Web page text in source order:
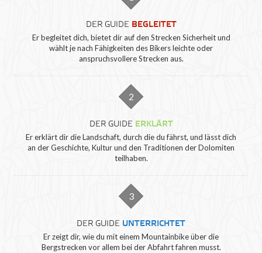
DER GUIDE BEGLEITET
Er begleitet dich, bietet dir auf den Strecken Sicherheit und
wählt je nach Fähigkeiten des Bikers leichte oder
anspruchsvollere Strecken aus.
2
DER GUIDE ERKLÄRT
Er erklärt dir die Landschaft, durch die du fährst, und lässt dich
an der Geschichte, Kultur und den Traditionen der Dolomiten
teilhaben.
3
DER GUIDE UNTERRICHTET
Er zeigt dir, wie du mit einem Mountainbike über die
Bergstrecken vor allem bei der Abfahrt fahren musst.